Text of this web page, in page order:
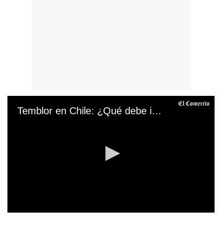
Temblor en Chile: ¿Qué debe incluir una mochila de emergencia?